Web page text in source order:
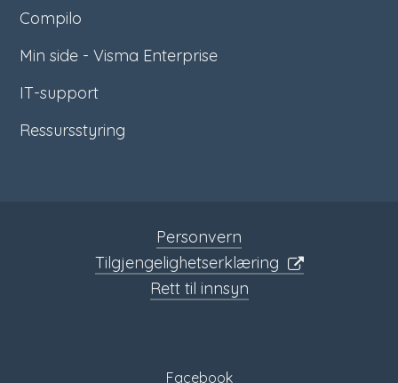
Compilo
Min side - Visma Enterprise
IT-support
Ressursstyring
Personvern
Tilgjengelighetserklæring
Rett til innsyn
Facebook